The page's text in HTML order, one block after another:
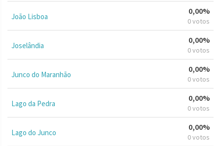
João Lisboa
0,00%
0 votos
Joselândia
0,00%
0 votos
Junco do Maranhão
0,00%
0 votos
Lago da Pedra
0,00%
0 votos
Lago do Junco
0,00%
0 votos